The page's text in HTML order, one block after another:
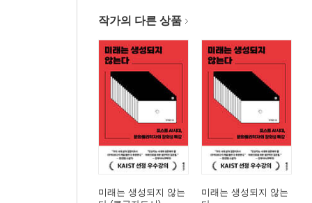
작가의 다른 상품
미래는 생성되지 않는
미래는 생성되지 않는